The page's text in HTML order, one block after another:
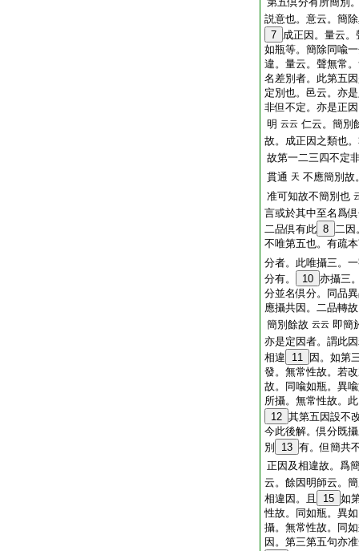
説意也。意云。簡
7 成正因。量云
如瓶等。簡除同喩
違。量云。聲無常
名差別者。此第五
定別也。邑云。亦
非但不定。亦是正
明 云云 仁云。簡別
故。成正因之類也
故第一二三四不定
貫通 天 不應簡別故
准可知故不簡別也
言或於其中至名爲
二品倶有此 8 二因
不唯第五也。有疏
分者。此唯攝三。
分有。
10 亦攝三
分並名倶分。同品
應攝共因。二品轉
簡別餘故 云云 即簡
亦是定因者。謂此
相違
11
因。如第
發。無常性故。若
故。同喩如瓶。異
所攝。無常性故。
12 其第五因設不
今此後解。倶分既
別
13 有。但簡共
正因及相違故。爲
云。餘因明師云。
相違因。且
15 如
性故。同如瓶。異
攝。無常性故。同
因。第三第五句亦